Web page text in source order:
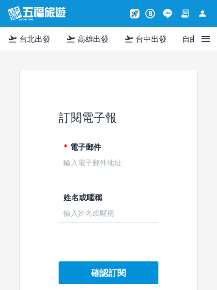
rocket_launch B contract person
flight_takeoff 台北出發 flight_takeoff 高雄出發 flight_takeoff 台中出發 自由行menu
訂閱電子報
電子郵件
姓名或暱稱
確認訂閱